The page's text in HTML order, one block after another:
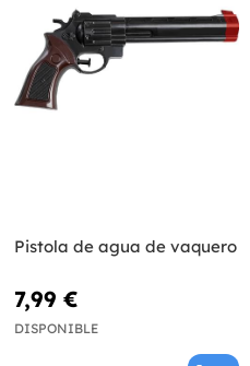
Pistola de agua de vaquero
7,99 €
DISPONIBLE